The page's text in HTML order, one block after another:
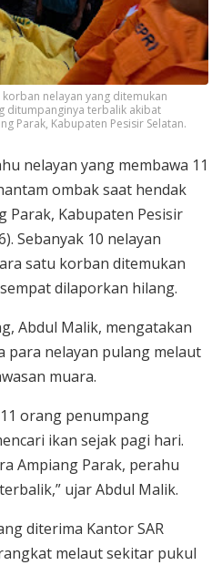
nelayan yang ditemukan
ditumpanginya terbalik akibat
Parak, Kabupaten Pesisir Selatan.
nelayan yang membawa 11
ombak saat hendak
Parak, Kabupaten Pesisir
Sebanyak 10 nelayan
satu korban ditemukan
dilaporkan hilang.
Abdul Malik, mengatakan
para nelayan pulang melaut
muara.
orang penumpang
ikan sejak pagi hari.
Ampiang Parak, perahu
ujar Abdul Malik.
diterima Kantor SAR
melaut sekitar pukul